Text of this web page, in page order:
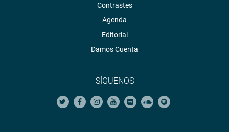
Contrastes
Agenda
Editorial
Damos Cuenta
SÍGUENOS